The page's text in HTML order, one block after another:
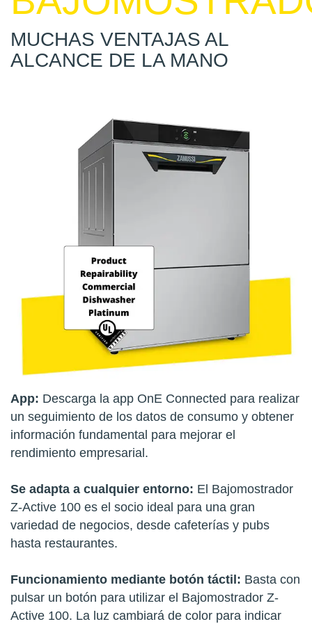
MUCHAS VENTAJAS AL
ALCANCE DE LA MANO
App: Descarga la app OnE Connected para realizar
un seguimiento de los datos de consumo y obtener
información fundamental para mejorar el
rendimiento empresarial.
Se adapta a cualquier entorno: El Bajomostrador
Z-Active 100 es el socio ideal para una gran
variedad de negocios, desde cafeterías y pubs
hasta restaurantes.
Funcionamiento mediante botón táctil: Basta con
pulsar un botón para utilizar el Bajomostrador Z-
Active 100. La luz cambiará de color para indicar